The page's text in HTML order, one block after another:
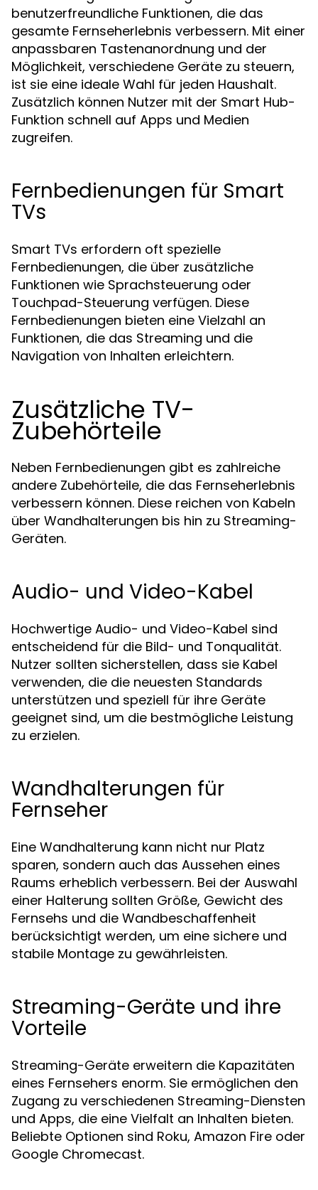
benutzerfreundliche Funktionen, die das
gesamte Fernseherlebnis verbessern. Mit einer
anpassbaren Tastenanordnung und der
Möglichkeit, verschiedene Geräte zu steuern,
ist sie eine ideale Wahl für jeden Haushalt.
Zusätzlich können Nutzer mit der Smart Hub-
Funktion schnell auf Apps und Medien
zugreifen.
Fernbedienungen für Smart
TVs
Smart TVs erfordern oft spezielle
Fernbedienungen, die über zusätzliche
Funktionen wie Sprachsteuerung oder
Touchpad-Steuerung verfügen. Diese
Fernbedienungen bieten eine Vielzahl an
Funktionen, die das Streaming und die
Navigation von Inhalten erleichtern.
Zusätzliche TV-
Zubehörteile
Neben Fernbedienungen gibt es zahlreiche
andere Zubehörteile, die das Fernseherlebnis
verbessern können. Diese reichen von Kabeln
über Wandhalterungen bis hin zu Streaming-
Geräten.
Audio- und Video-Kabel
Hochwertige Audio- und Video-Kabel sind
entscheidend für die Bild- und Tonqualität.
Nutzer sollten sicherstellen, dass sie Kabel
verwenden, die die neuesten Standards
unterstützen und speziell für ihre Geräte
geeignet sind, um die bestmögliche Leistung
zu erzielen.
Wandhalterungen für
Fernseher
Eine Wandhalterung kann nicht nur Platz
sparen, sondern auch das Aussehen eines
Raums erheblich verbessern. Bei der Auswahl
einer Halterung sollten Größe, Gewicht des
Fernsehs und die Wandbeschaffenheit
berücksichtigt werden, um eine sichere und
stabile Montage zu gewährleisten.
Streaming-Geräte und ihre
Vorteile
Streaming-Geräte erweitern die Kapazitäten
eines Fernsehers enorm. Sie ermöglichen den
Zugang zu verschiedenen Streaming-Diensten
und Apps, die eine Vielfalt an Inhalten bieten.
Beliebte Optionen sind Roku, Amazon Fire oder
Google Chromecast.